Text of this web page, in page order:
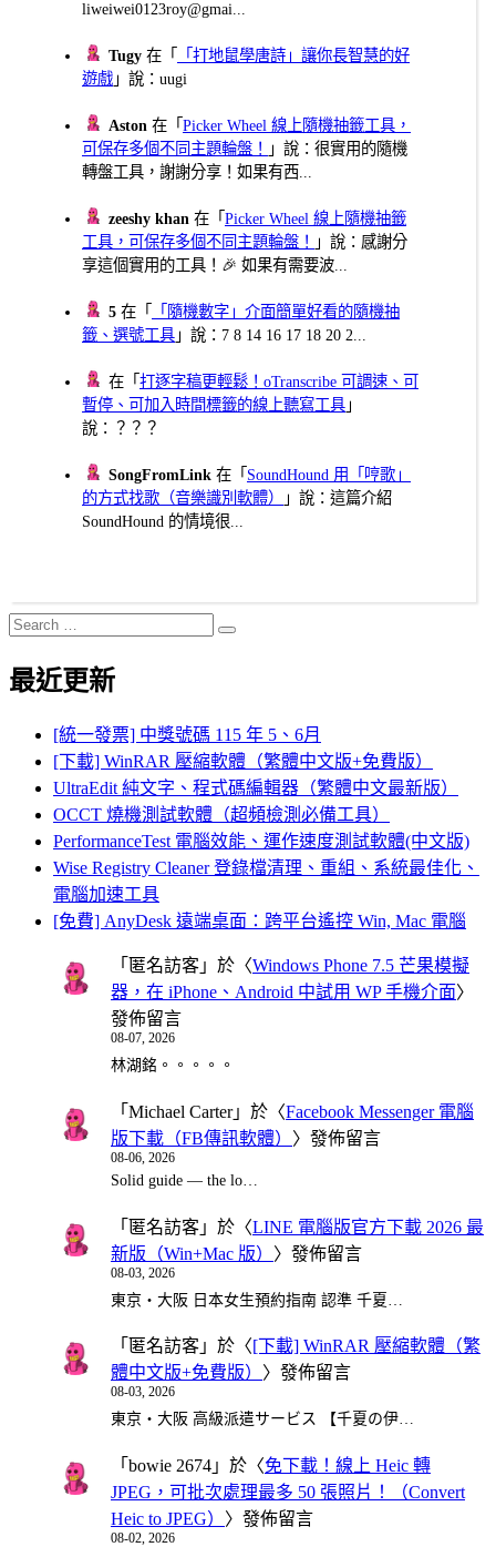
liweiwei0123roy@gmai...
Tugy 在「
「打地鼠學唐詩」讓你長智慧的好
遊戲 」說：uugi
Aston 在「Picker Wheel 線上隨機抽籤工具，
可保存多個不同主題輪盤！
」說：很實用的隨機
轉盤工具，謝謝分享！如果有西...
zeeshy khan 在「Picker Wheel 線上隨機抽籤
工具，可保存多個不同主題輪盤！
」說：感謝分
享這個實用的工具！🎉 如果有需要波...
5 在「
「隨機數字」介面簡單好看的隨機抽
籤、選號工具 」說：7 8 14 16 17 18 20 2...
在「打逐字稿更輕鬆！oTranscribe 可調速、可
暫停、可加入時間標籤的線上聽寫工具 」
說：？？？
SongFromLink 在「 SoundHound 用「哼歌」
的方式找歌（音樂識別軟體）
」說：這篇介紹
SoundHound 的情境很...
Search
for:
Search
最近更新
[統一發票] 中獎號碼 115 年 5、6月
[下載] WinRAR 壓縮軟體（繁體中文版+免費版）
UltraEdit 純文字、程式碼編輯器（繁體中文最新版）
OCCT 燒機測試軟體（超頻檢測必備工具）
PerformanceTest 電腦效能、運作速度測試軟體(中文版)
Wise Registry Cleaner 登錄檔清理、重組、系統最佳化、
電腦加速工具
[免費] AnyDesk 遠端桌面：跨平台遙控 Win, Mac 電腦
「 匿名訪客 」於〈Windows Phone 7.5 芒果模擬
器，在 iPhone、Android 中試用 WP 手機介面〉
發佈留言
08-07, 2026
林湖銘。。。。。
「 Michael Carter」於〈Facebook Messenger 電腦
版下載（FB傳訊軟體） 〉發佈留言
08-06, 2026
Solid guide — the lo…
「 匿名訪客 」於〈LINE 電腦版官方下載 2026 最
新版（Win+Mac 版） 〉發佈留言
08-03, 2026
東京・大阪 日本女生預約指南 認準 千夏…
「 匿名訪客 」於〈[下載] WinRAR 壓縮軟體（繁
體中文版+免費版） 〉發佈留言
08-03, 2026
東京・大阪 高級派遣サービス 【千夏の伊…
「 bowie 2674 」於〈免下載！線上 Heic 轉
JPEG，可批次處理最多 50 張照片！（Convert
Heic to JPEG） 〉發佈留言
08-02, 2026